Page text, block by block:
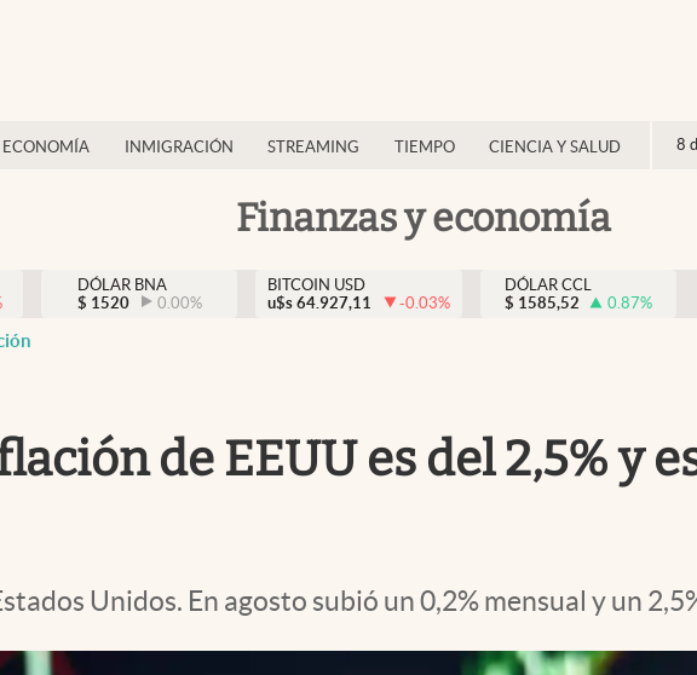
ECONOMÍA INMIGRACIÓN STREAMING TIEMPO CIENCIA Y SALUD 8
Finanzas y economía
DÓLAR BNA
$ 1520 0.00%
BITCOIN USD
u$s 64.927,11 -0.03%
DÓLAR CCL
$ 1585,52 0.87%
de EEUU es del 2,5% y
Unidos. En agosto subió un 0,2% mensual y un